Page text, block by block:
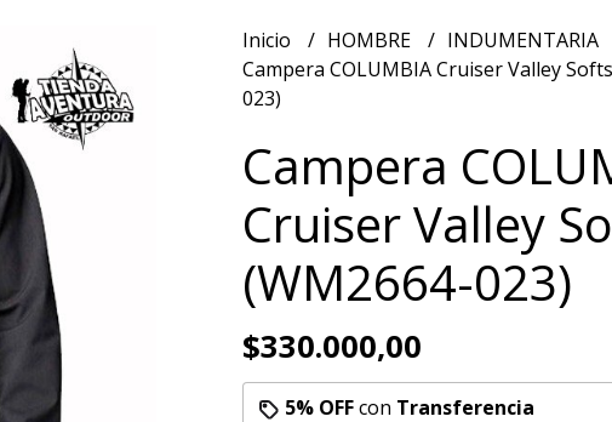
Inicio HOMBRE INDUMENTARIA
Campera COLUMBIA Cruiser Valley
023)
Campera
Cruiser Valley
(WM2664-023)
$330.000,00
5% OFFcon Transferencia